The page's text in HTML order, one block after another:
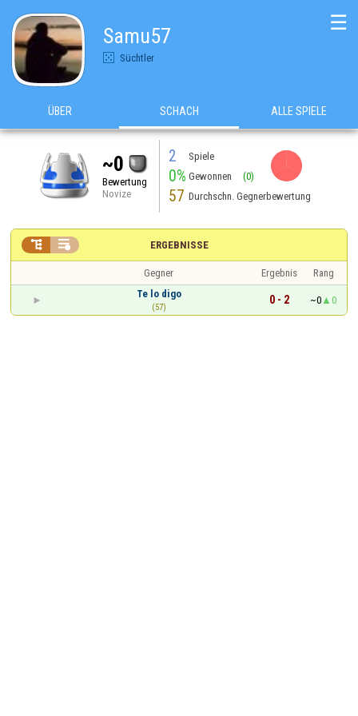
Samu57
Süchtler
☰
ÜBER SCHACH ALLE SPIELE
~0
Bewertung
Novize
2 Spiele
0% Gewonnen (0)
57 Durchschn. Gegnerbewertung
ERGEBNISSE
 
Gegner Ergebnis
Rang
Te lo digo
(57)
0 - 2 ~0 0